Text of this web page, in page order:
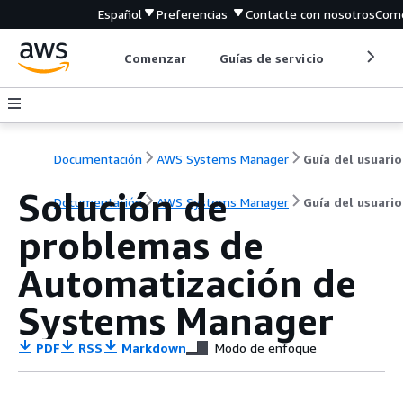
Español Preferencias Contacte con nosotros
Comenzar Guías de servicio
Documentación AWS Systems Manager Guía del usuario
Documentación AWS Systems Manager Guía del usuario
Solución de
problemas de
Automatización de
Systems Manager
PDF RSS Markdown Modo de enfoque